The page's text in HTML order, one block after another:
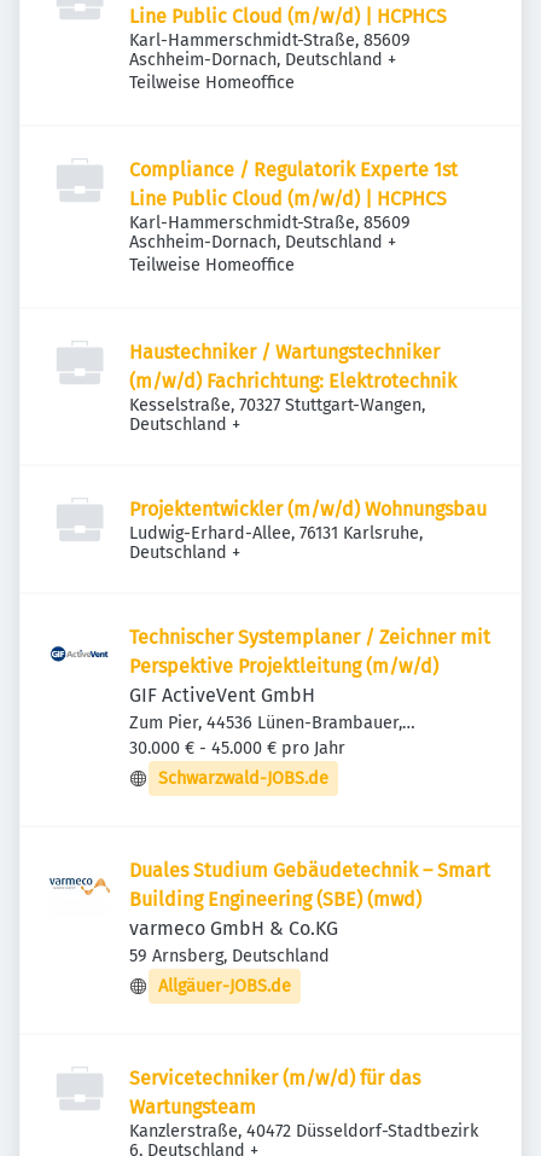
Line Public Cloud (m/w/d) | HCPHCS
Karl-Hammerschmidt-Straße, 85609
Aschheim-Dornach, Deutschland +
Teilweise Homeoffice
Compliance / Regulatorik Experte 1st
Line Public Cloud (m/w/d) | HCPHCS
Karl-Hammerschmidt-Straße, 85609
Aschheim-Dornach, Deutschland +
Teilweise Homeoffice
Haustechniker / Wartungstechniker
(m/w/d) Fachrichtung: Elektrotechnik
Kesselstraße, 70327 Stuttgart-Wangen,
Deutschland +
Projektentwickler (m/w/d) Wohnungsbau
Ludwig-Erhard-Allee, 76131 Karlsruhe,
Deutschland +
Technischer Systemplaner / Zeichner mit
Perspektive Projektleitung (m/w/d)
GIF ActiveVent GmbH
Zum Pier, 44536 Lünen-Brambauer,
Deutschland
30.000 € - 45.000 € pro Jahr
Schwarzwald-JOBS.de
Duales Studium Gebäudetechnik – Smart
Building Engineering (SBE) (mwd)
varmeco GmbH & Co.KG
59 Arnsberg, Deutschland
Allgäuer-JOBS.de
Servicetechniker (m/w/d) für das
Wartungsteam
Kanzlerstraße, 40472 Düsseldorf-Stadtbezirk
6, Deutschland +